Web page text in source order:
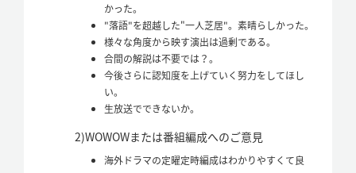
かった。
"落語"を超越した"一人芝居"。素晴らしかった。
様々な角度から映す演出は過剰である。
合間の解説は不要では？。
今後さらに認知度を上げていく努力をしてほし
い。
生放送でできないか。
2)WOWOWまたは番組編成へのご意見
海外ドラマの定曜定時編成はわかりやすくて良